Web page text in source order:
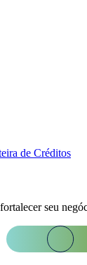
de Créditos
seu